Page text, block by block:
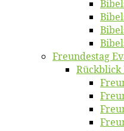
Freun­des­tag
Rück­blick